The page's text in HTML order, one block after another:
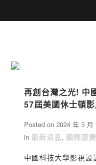
再創台灣之光! 中
57屆美國休士頓
Posted on 2024 年 5 月
in 最新消息, 國際競賽
中國科技大學影視